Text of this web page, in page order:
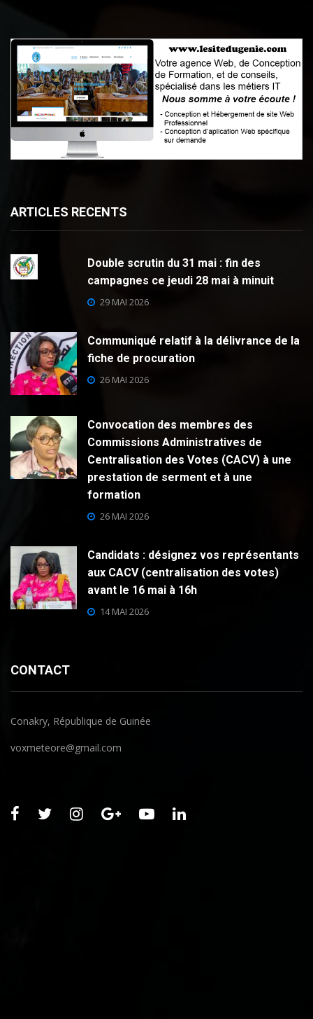
ARTICLES RECENTS
Double scrutin du 31 mai : fin des
campagnes ce jeudi 28 mai à minuit
29 MAI 2026
Communiqué relatif à la délivrance de la
fiche de procuration
26 MAI 2026
Convocation des membres des
Commissions Administratives de
Centralisation des Votes (CACV) à une
prestation de serment et à une
formation
26 MAI 2026
Candidats : désignez vos représentants
aux CACV (centralisation des votes)
avant le 16 mai à 16h
14 MAI 2026
CONTACT
Conakry, République de Guinée
voxmeteore@gmail.com